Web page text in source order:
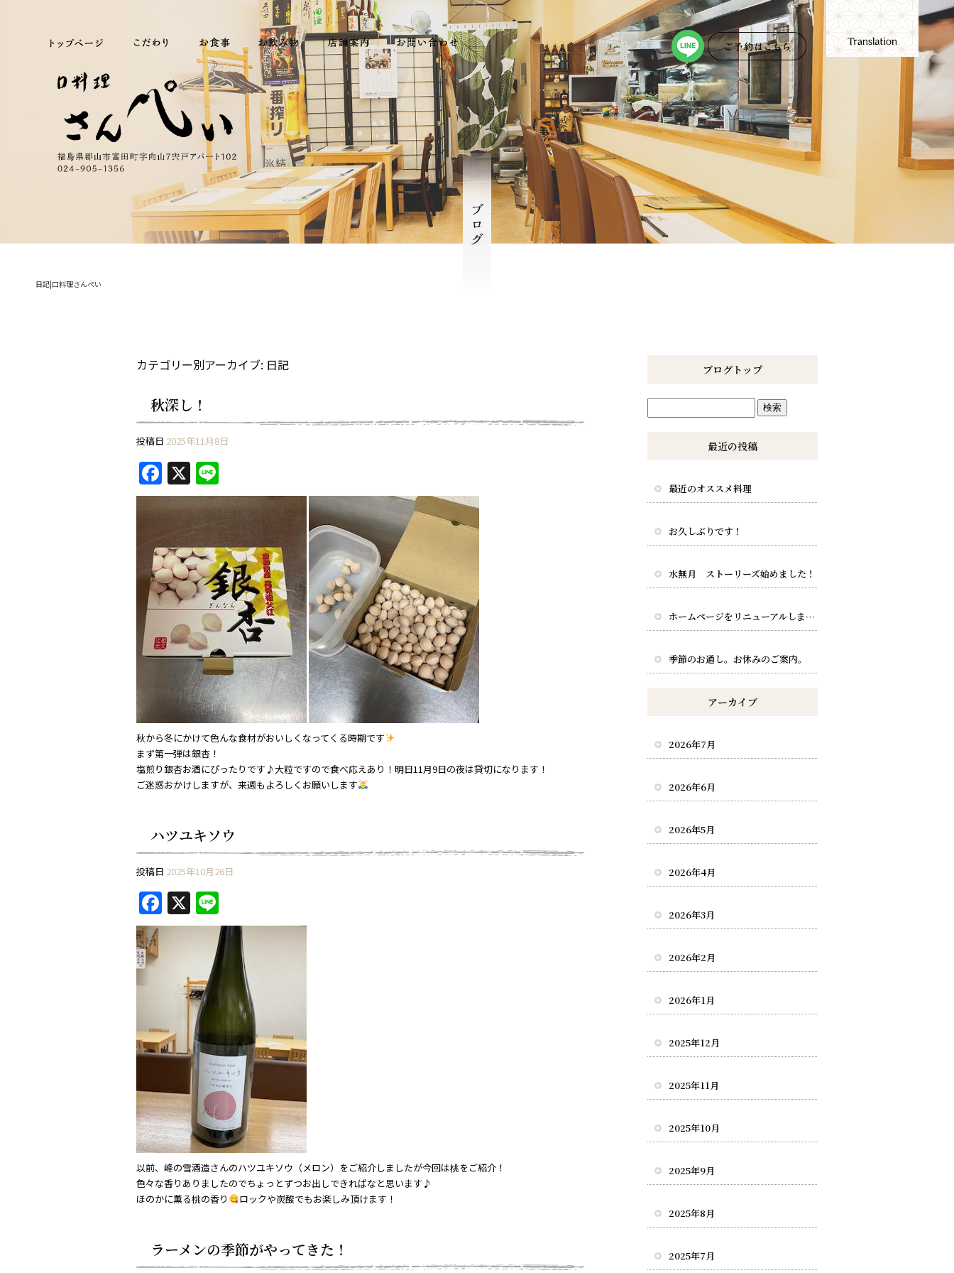
日記|口料理さんぺい
カテゴリー別アーカイブ: 日記
秋深し！
投稿日 2025年11月8日
F
a
c
e
b
o
o
k
X
n
e
秋から冬にかけて色んな食材がおいしくなってくる時期です
まず第一弾は銀杏！
塩煎り銀杏お酒にぴったりです♪大粒ですので食べ応えあり！明日11月9日の夜は貸切になります！
ご迷惑おかけしますが、来週もよろしくお願いします
ハツユキソウ
投稿日 2025年10月26日
F
a
c
o
k
X
n
e
以前、峰の雪酒造さんのハツユキソウ（メロン）をご紹介しましたが今回は桃をご紹介！
色々な香りありましたのでちょっとずつお出しできればなと思います♪
ほのかに薫る桃の香り
ロックや炭酸でもお楽しみ頂けます！
ラーメンの季節がやってきた！
ブログトップ
最近の投稿
最近のオススメ料理
お久しぶりです！
水無月 ストーリーズ始めました！
ホームページをリニューアルしました。
季節のお通し。お休みのご案内。
アーカイブ
2026年7月
2026年6月
2026年5月
2026年4月
2026年3月
2026年2月
2026年1月
2025年12月
2025年11月
2025年10月
2025年9月
2025年8月
2025年7月